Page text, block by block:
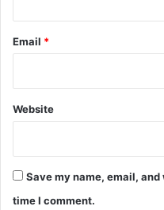
Email *
Website
Save my name, email,
time I comment.